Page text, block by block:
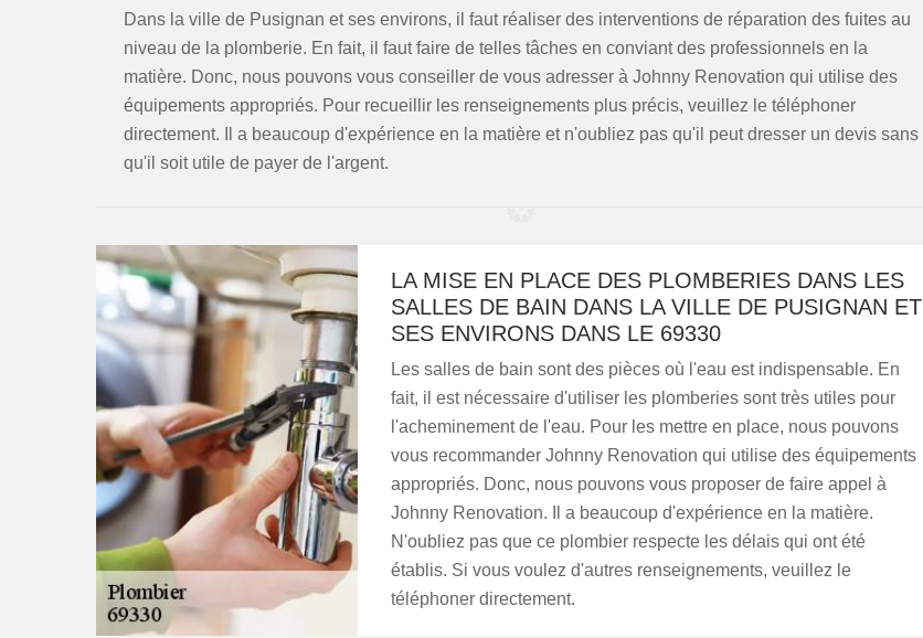
Dans la ville de Pusignan et ses environs, il faut réaliser des interventions de réparation des fuites au
niveau de la plomberie. En fait, il faut faire de telles tâches en conviant des professionnels en la
matière. Donc, nous pouvons vous conseiller de vous adresser à Johnny Renovation qui utilise des
équipements appropriés. Pour recueillir les renseignements plus précis, veuillez le téléphoner
directement. Il a beaucoup d'expérience en la matière et n'oubliez pas qu'il peut dresser un devis sans
qu'il soit utile de payer de l'argent.
LA MISE EN PLACE DES PLOMBERIES DANS LES
SALLES DE BAIN DANS LA VILLE DE PUSIGNAN ET
SES ENVIRONS DANS LE 69330
Les salles de bain sont des pièces où l'eau est indispensable. En
fait, il est nécessaire d'utiliser les plomberies sont très utiles pour
l'acheminement de l'eau. Pour les mettre en place, nous pouvons
vous recommander Johnny Renovation qui utilise des équipements
appropriés. Donc, nous pouvons vous proposer de faire appel à
Johnny Renovation. Il a beaucoup d'expérience en la matière.
N'oubliez pas que ce plombier respecte les délais qui ont été
établis. Si vous voulez d'autres renseignements, veuillez le
téléphoner directement.